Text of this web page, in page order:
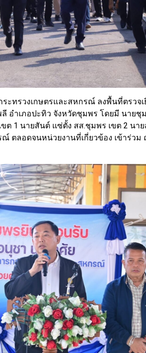
ะทรวงเกษตรและสหกรณ์ ลงพื้นที่ตรวจ
อำเภอปะทิว จังหวัดชุมพร โดยมี นายชุ
ต 1 นายสันต์ แซ่ตั้ง สส.ชุมพร เขต 2 นา
ตลอดจนหน่วยงานที่เกี่ยวข้อง เข้าร่วม